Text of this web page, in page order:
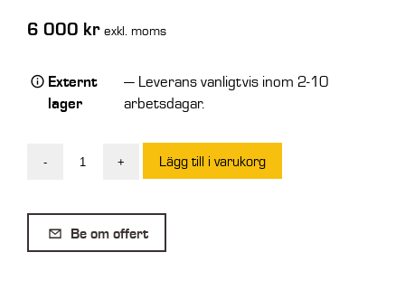
6 000 kr exkl. moms
Externt
lager
— Leverans vanligtvis inom 2-10
arbetsdagar.
-
S60
mängd
+ Lägg till i varukorg
Be om offert